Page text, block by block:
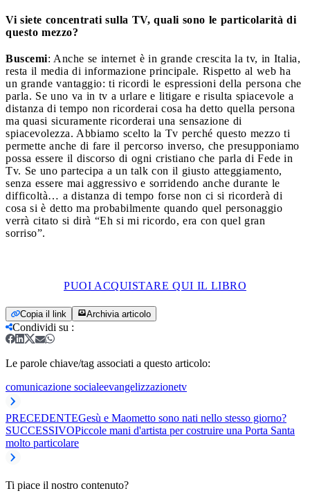
Vi siete concentrati sulla TV, quali sono le particolarità di
questo mezzo?
Buscemi: Anche se internet è in grande crescita la tv, in Italia,
resta il media di informazione principale. Rispetto al web ha
un grande vantaggio: ti ricordi le espressioni della persona che
parla. Se uno va in tv a urlare e litigare e risulta spiacevole a
distanza di tempo non ricorderai cosa ha detto quella persona
ma quasi sicuramente ricorderai una sensazione di
spiacevolezza. Abbiamo scelto la Tv perché questo mezzo ti
permette anche di fare il percorso inverso, che presupponiamo
possa essere il discorso di ogni cristiano che parla di Fede in
Tv. Se uno partecipa a un talk con il giusto atteggiamento,
senza essere mai aggressivo e sorridendo anche durante le
difficoltà… a distanza di tempo forse non ci si ricorderà di
cosa si è detto ma probabilmente quando quel personaggio
verrà citato si dirà “Eh si mi ricordo, era con quel gran
sorriso”.
PUOI ACQUISTARE QUI IL LIBRO
Copia il link Archivia articolo
Condividi su :
Le parole chiave/tag associati a questo articolo:
comunicazione socialeevangelizzazionetv
PRECEDENTEGesù e Maometto sono nati nello stesso giorno?
SUCCESSIVOPiccole mani d'artista per costruire una Porta Santa
molto particolare
Ti piace il nostro contenuto?